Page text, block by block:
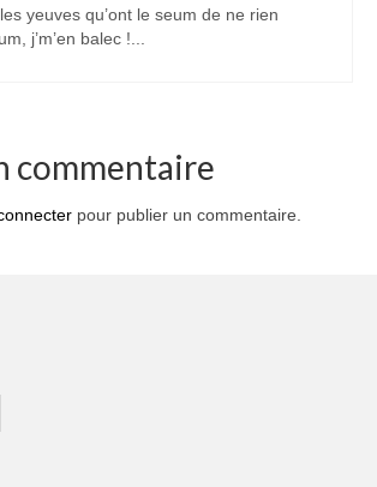
yeuves qu’ont le seum de ne rien
j’m’en balec !...
commentaire
pour publier un commentaire.